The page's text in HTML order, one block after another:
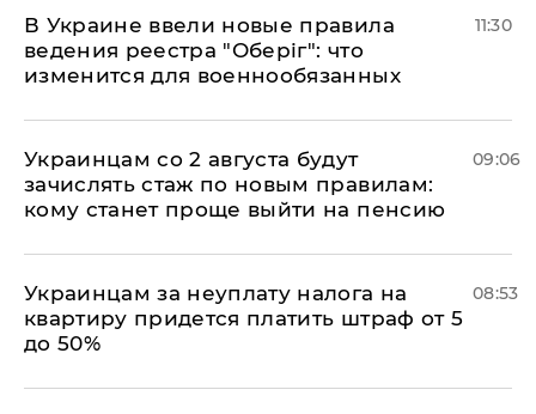
В Украине ввели новые правила
ведения реестра "Оберіг": что
изменится для военнообязанных
11:30
Украинцам со 2 августа будут
зачислять стаж по новым правилам:
кому станет проще выйти на пенсию
09:06
Украинцам за неуплату налога на
квартиру придется платить штраф от 5
до 50%
08:53